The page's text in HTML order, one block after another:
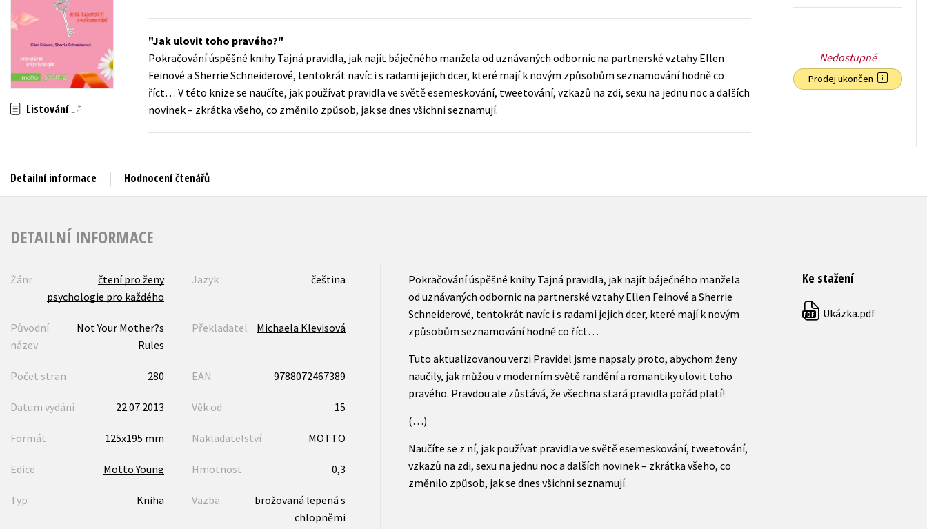
✉️ DÁRKOVÉ POUKAZY
Auto - moto
Beletrie pro děti
Jazyky
Kalendáře
Kariéra a osobní rozvoj
Populárně - naučné pro děti
Předškoláci
Příroda a zahrada
Young adult (SK)
Zahraniční literatura
Listování
Jak ulovit toho pravého?
Pokračování úspěšné knihy Tajná pravidla, jak najít báječného manžela od uznávaných odbornic na partnerské vztahy Ellen
Feinové a Sherrie Schneiderové, tentokrát navíc i s radami jejich dcer, které mají k novým způsobům seznamování hodně co
říct… V této knize se naučíte, jak používat pravidla ve světě esemeskování, tweetování, vzkazů na zdi, sexu na jednu noc a dalších
novinek – zkrátka všeho, co změnilo způsob, jak se dnes všichni seznamují.
Nedostupné
Prodej ukončen
Detailní informace Hodnocení čtenářů
DETAILNÍ INFORMACE
Žánr
čtení pro ženy
psychologie pro každého
Jazyk čeština
Původní
název
Not Your Mother?s
Rules
Překladatel Michaela Klevisová
Počet stran 280 EAN 9788072467389
Datum vydání 22.07.2013 Věk od 15
Formát 125x195 mm Nakladatelství MOTTO
Edice Motto Young Hmotnost 0,3
Typ Kniha Vazba
brožovaná lepená s
chlopněmi
Pokračování úspěšné knihy Tajná pravidla, jak najít báječného manžela
od uznávaných odbornic na partnerské vztahy Ellen Feinové a Sherrie
Schneiderové, tentokrát navíc i s radami jejich dcer, které mají k novým
způsobům seznamování hodně co říct…
Tuto aktualizovanou verzi Pravidel jsme napsaly proto, abychom ženy
naučily, jak můžou v moderním světě randění a romantiky ulovit toho
pravého. Pravdou ale zůstává, že všechna stará pravidla pořád platí!
(…)
Naučíte se z ní, jak používat pravidla ve světě esemeskování, tweetování,
vzkazů na zdi, sexu na jednu noc a dalších novinek – zkrátka všeho, co
změnilo způsob, jak se dnes všichni seznamují.
Ke stažení
PDF Ukázka.pdf